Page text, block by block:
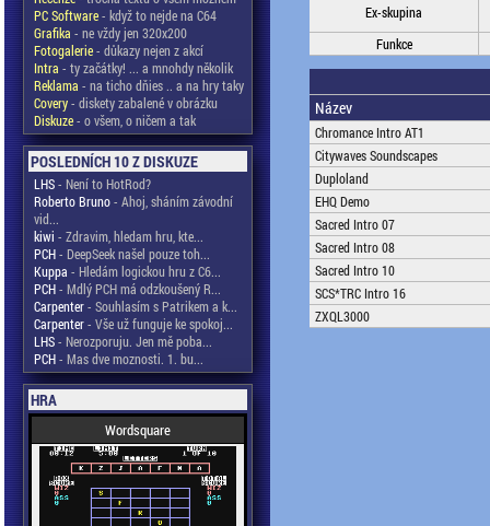
PC Software- když to nejde na C64
Grafika - ne vždy jen 320x200
Fotogalerie- důkazy nejen z akcí
Intra - ty začátky! ... a mnohdy několik
Reklama - na ticho dňies .. a na hry taky
Covery- diskety zabalené v obrázku
Diskuze- o všem, o ničem a tak
POSLEDNÍCH 10 Z DISKUZE
LHS- Není to HotRod?
Roberto Bruno- Ahoj, sháním závodní
vid...
kiwi - Zdravim, hledam hru, kte...
PCH- DeepSeek našel pouze toh...
Kuppa - Hledám logickou hru z C6...
PCH- Mdlý PCH má odzkoušený R...
Carpenter- Souhlasím s Patrikem a k...
Carpenter- Vše už funguje ke spokoj...
LHS- Nerozporuju. Jen mě poba...
PCH- Mas dve moznosti. 1. bu...
HRA
Wordsquare
Ex-skupina
Funkce
Název
Chromance Intro AT1
Citywaves Soundscapes
Duploland
EHQ Demo
Sacred Intro 07
Sacred Intro 08
Sacred Intro 10
SCS*TRC Intro 16
ZXQL3000